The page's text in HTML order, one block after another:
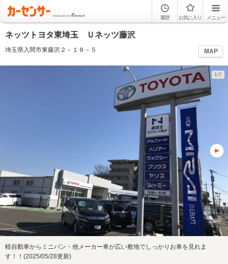
履歴 お気に入り メニュー
ネッツトヨタ東埼玉 Ｕネッツ藤沢
埼玉県入間市東藤沢２－１８－５ MAP
1/7
軽自動車からミニバン・他メーカー車が広い敷地でしっかりお車を見れま
す！！(2025/05/28更新)